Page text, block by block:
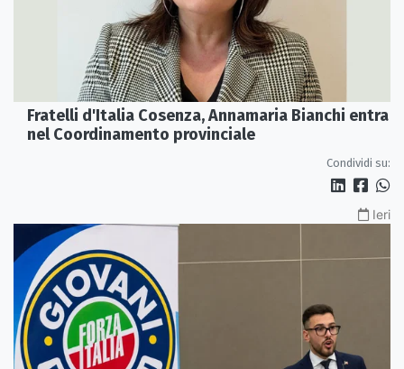
Fratelli d'Italia Cosenza, Annamaria Bianchi entra
nel Coordinamento provinciale
Condividi su:
Ieri